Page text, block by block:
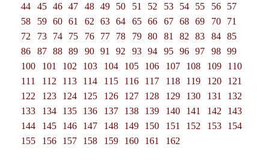
44 45 46 47 48 49 50 51 52 53 54 55 56
57
58
59 60 61 62 63 64 65 66 67 68 69 70
71
72
73 74 75 76 77 78 79 80 81 82 83 84
85
86
87 88 89 90 91 92 93 94 95 96 97 98
99
100
101 102 103 104 105 106 107 108 109
110
111
112 113 114 115 116 117 118 119 120
121
122
123 124 125 126 127 128 129 130 131
132
133
134 135 136 137 138 139 140 141 142
143
144
145 146 147 148 149 150 151 152 153
154
155
156 157 158 159 160 161 162